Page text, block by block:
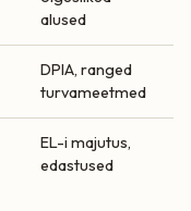
alused
DPIA, ranged
turvameetmed
EL-i majutus,
edastused